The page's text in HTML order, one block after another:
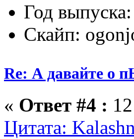
Год
Скайп:
Re: А давайте о
« Ответ #4 :
Цитата: